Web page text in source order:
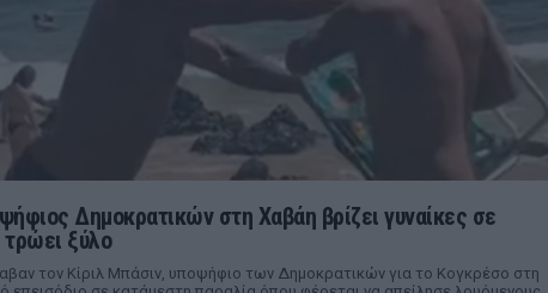
Δημοκρατικών στη Χαβάη βρίζει γυναίκες σε
τρώει ξύλο
τον Κίριλ Μπάσιν, υποψήφιο των Δημοκρατικών για το Κογκρέσο στη